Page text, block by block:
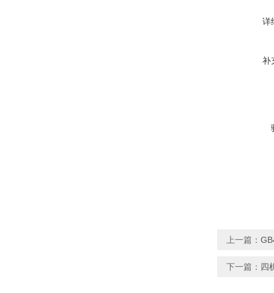
详
补
上一篇：
下一篇： 四